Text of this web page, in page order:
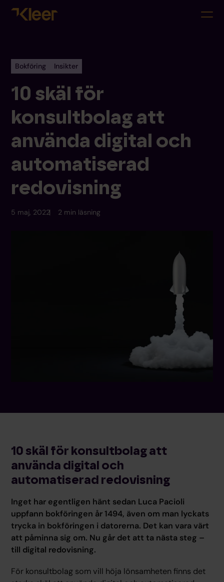
Bokföring Insikter
10 skäl för
konsultbolag att
använda digital och
automatiserad
redovisning
5 maj, 2022 2 min läsning
10 skäl för konsultbolag att
använda digital och
automatiserad redovisning
Inget har egentligen hänt sedan Luca Pacioli
uppfann bokföringen år 1494, även om man lyckats
trycka in bokföringen i datorerna. Det kan vara värt
att påminna sig om. Nu går det att ta nästa steg –
till digital redovisning.
För konsultbolag som vill höja lönsamheten finns det